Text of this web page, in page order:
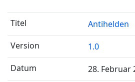
Antihelden
1.0
28. Februar